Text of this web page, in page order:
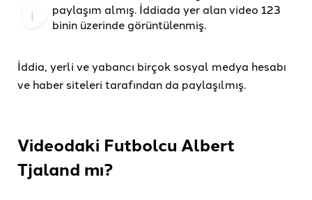
paylaşım almış. İddiada yer alan video 123
binin üzerinde görüntülenmiş.
İddia, yerli ve yabancı birçok sosyal medya hesabı
ve haber siteleri tarafından da paylaşılmış.
Videodaki Futbolcu Albert
Tjaland mı?